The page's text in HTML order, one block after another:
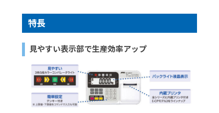
特長
見やすい表示部で生産効率アップ